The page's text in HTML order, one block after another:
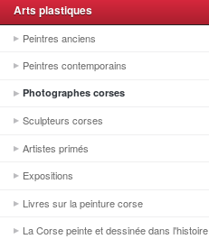
Arts plastiques
Peintres anciens
Peintres contemporains
Photographes corses
Sculpteurs corses
Artistes primés
Expositions
Livres sur la peinture corse
La Corse peinte et dessinée dans l'histoire